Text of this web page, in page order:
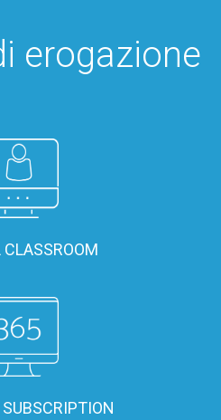
erogazione
CLASSROOM